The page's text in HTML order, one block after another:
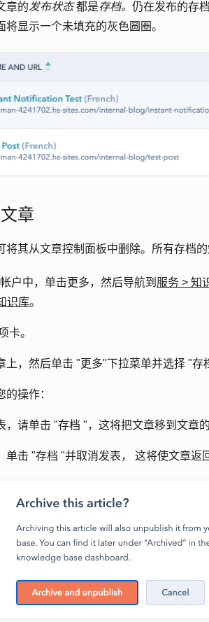
章的发布状态都是存档。 仍在发布的存
将显示一个未填充的灰色圆圈。
章
将其从文章控制面板中删除。所有存档的
户中，单击更多，然后导航到 服务 > 知
识库。
卡。
上，然后单击 "更多"下拉菜单并选择 "存
操作：
，请单击 "存档 "，这将把文章移到文章
单击 "存档 "并取消发表， 这将使文章返